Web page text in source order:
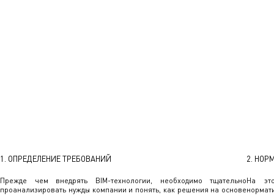
1. ОПРЕДЕЛЕНИЕ ТРЕБОВАНИЙ
Прежде чем внедрять BIM-технологии, необходимо тщательно
проанализировать нужды компании и понять, как решения на основе
2.
На